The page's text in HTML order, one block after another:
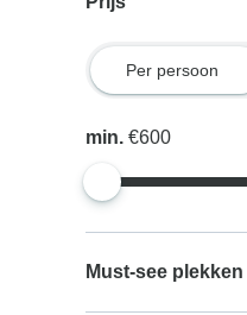
Per persoon
min.€600
Must-see plekken